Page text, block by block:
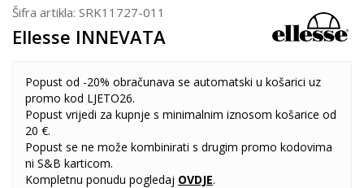
Šifra artikla: SRK11727-011
Ellesse INNEVATA
Popust od -20% obračunava se automatski u košarici uz
promo kod LJETO26.
Popust vrijedi za kupnje s minimalnim iznosom košarice od
20 €.
Popust se ne može kombinirati s drugim promo kodovima
ni S&B karticom.
Kompletnu ponudu pogledaj OVDJE.